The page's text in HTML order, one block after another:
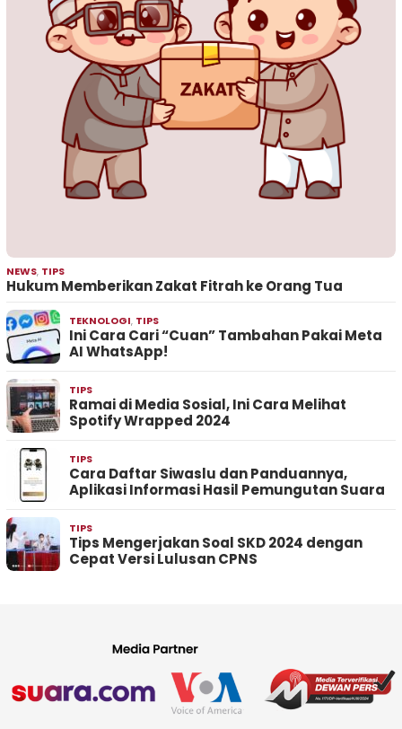
NEWS, TIPS
Hukum Memberikan Zakat Fitrah ke Orang Tua
TEKNOLOGI, TIPS
Ini Cara Cari “Cuan” Tambahan Pakai Meta
AI WhatsApp!
TIPS
Ramai di Media Sosial, Ini Cara Melihat
Spotify Wrapped 2024
TIPS
Cara Daftar Siwaslu dan Panduannya,
Aplikasi Informasi Hasil Pemungutan Suara
TIPS
Tips Mengerjakan Soal SKD 2024 dengan
Cepat Versi Lulusan CPNS